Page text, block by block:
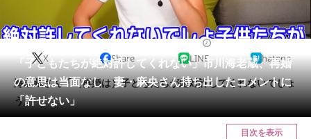
教育・育児
動物 リサーチ
会員記事
メディア
注目記事を集めた総合ページ
「子どもたちが絶対許してくれない」市川海老蔵、再婚
の意思は当面なし 妻・麻央さん持ち出したコメントに
「許せない」
X Share LINE hatena
海老蔵さん「（再婚は）子どもたちが絶対許してくれないでしょ
う」
目次を表示